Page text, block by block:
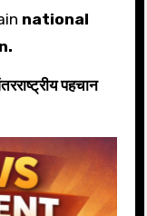
national
पहचान